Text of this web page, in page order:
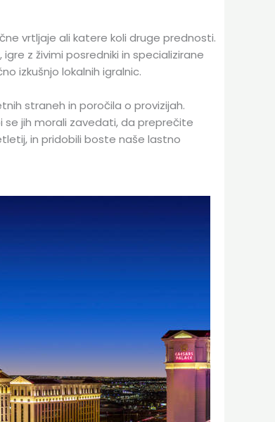
vrtljaje ali katere koli druge prednosti.
z živimi posredniki in specializirane
izkušnjo lokalnih igralnic.
straneh in poročila o provizijah.
se jih morali zavedati, da preprečite
in pridobili boste naše lastno